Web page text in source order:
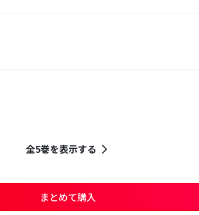
全5巻を表示する
まとめて購入